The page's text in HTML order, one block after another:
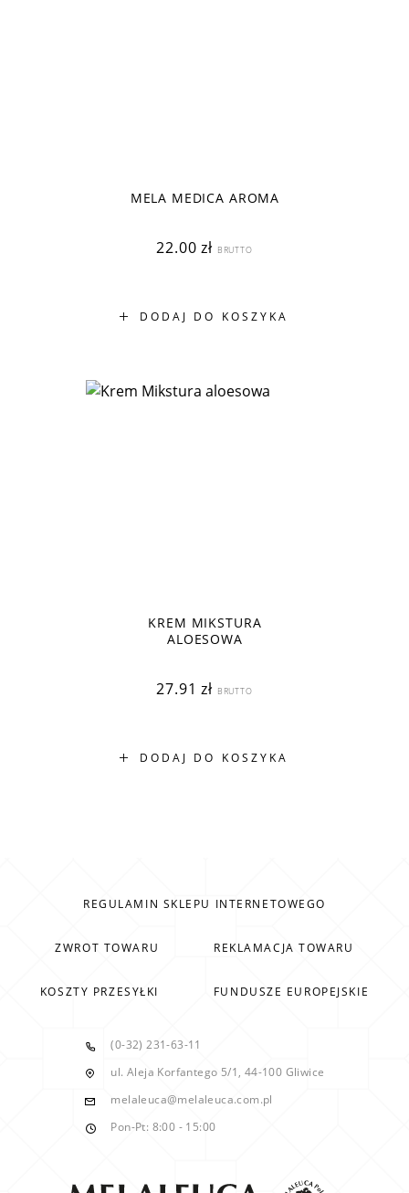
DODAJ DO KOSZYKA
MELA MEDICA AROMA
22.00zł BRUTTO
DODAJ DO KOSZYKA
KREM MIKSTURA
ALOESOWA
27.91zł BRUTTO
REGULAMIN SKLEPU INTERNETOWEGO
ZWROT TOWARU REKLAMACJA TOWARU
KOSZTY PRZESYŁKI FUNDUSZE EUROPEJSKIE
(0-32) 231-63-11
ul. Aleja Korfantego 5/1, 44-100 Gliwice
melaleuca@melaleuca.com.pl
Pon-Pt: 8:00 - 15:00